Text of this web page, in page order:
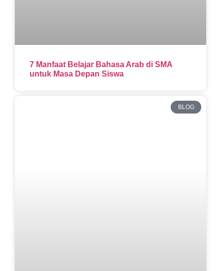
7 Manfaat Belajar Bahasa Arab di SMA
untuk Masa Depan Siswa
BLOG